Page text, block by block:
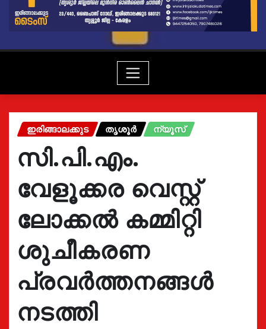
ഇരിങ്ങാലക്കുട തൃശൂർ ന്യൂസ്
സി.പി.എം.
വേളൂക്കര വെസ്റ്റ്
ലോക്കല്‍ കമ്മിറ്റി
ശുചീകരണ
പ്രവര്‍ത്തനങ്ങള്‍
നടത്തി